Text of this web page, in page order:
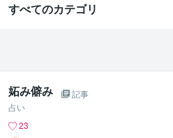
すべてのカテゴリ
妬み僻み
記事
占い
23